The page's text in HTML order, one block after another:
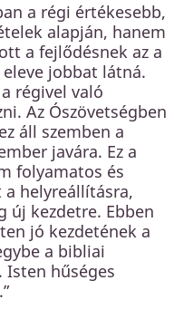
a régi értékesebb,
alapján, hanem
a fejlődésnek az a
jobbat látná.
régivel való
Az Ószövetségben
áll szemben a
javára. Ez a
folyamatos és
helyreállításra,
új kezdetre. Ebben
jó kezdetének a
a bibliai
Isten hűséges